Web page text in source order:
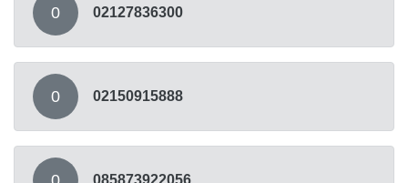
0 02127836300
0 02150915888
085873922056